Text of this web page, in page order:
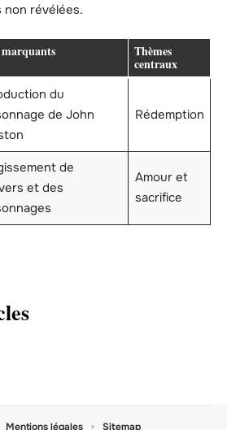
révélées.
Thèmes
centraux
du
de John
Rédemption
de
et des
Amour et
sacrifice
Mentions légales Sitemap